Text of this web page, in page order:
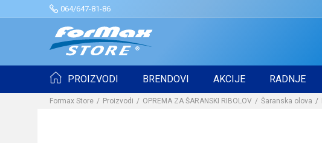
064/647-81-86
PROIZVODI BRENDOVI AKCIJE RADNJE
Formax Store Proizvodi OPREMA ZA ŠARANSKI RIBOLOV Šaranska olova